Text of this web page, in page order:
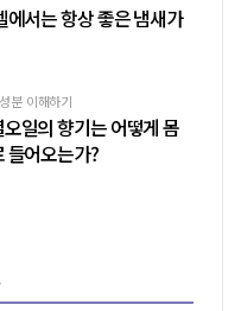
에서는 항상 좋은 냄새가
분 이해하기
일의 향기는 어떻게 몸
들어오는가?